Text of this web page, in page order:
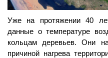
Уже на протяжении 40
данные о температуре
кольцам деревьев.Они
причиной нагрева